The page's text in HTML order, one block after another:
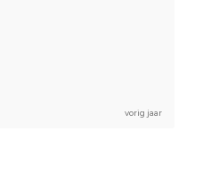
vorig jaar